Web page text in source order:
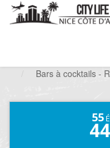
Bars à cocktails -
55
44